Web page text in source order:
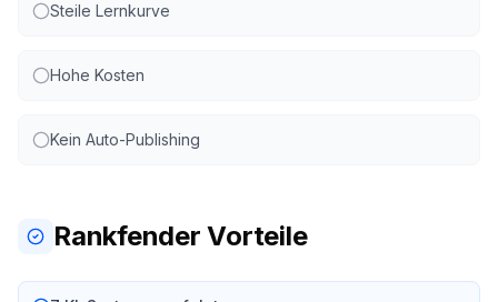
Steile Lernkurve
Hohe Kosten
Kein Auto-Publishing
Rankfender Vorteile